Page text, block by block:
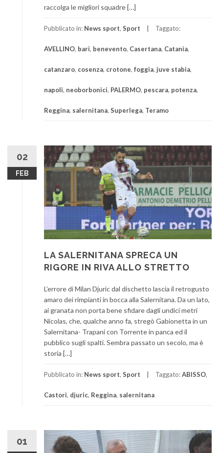
raccolga le migliori squadre […]
Pubblicato in: News sport, Sport Taggato:
AVELLINO, bari, benevento, Casertana, Catania,
catanzaro, cosenza, crotone, foggia, juve stabia,
napoli, neoborbonici, PALERMO, pescara, potenza,
Reggina, salernitana, Superlega, Teramo
02
FEB
LA SALERNITANA SPRECA UN
RIGORE IN RIVA ALLO STRETTO
L’errore di Milan Djuric dal dischetto lascia il retrogusto
amaro dei rimpianti in bocca alla Salernitana. Da un lato,
ai granata non porta bene sfidare dagli undici metri
Nicolas, che, qualche anno fa, stregò Gabionetta in un
Salernitana- Trapani con Torrente in panca ed il
pubblico sugli spalti. Sembra passato un secolo, ma è
storia […]
Pubblicato in: News sport, Sport Taggato:ABISSO,
Castori, djuric, Reggina, salernitana
01